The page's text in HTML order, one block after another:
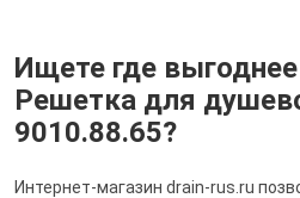
Ищете где
Решетка для
9010.88.65?
Интернет-магазин drain-rus.ru